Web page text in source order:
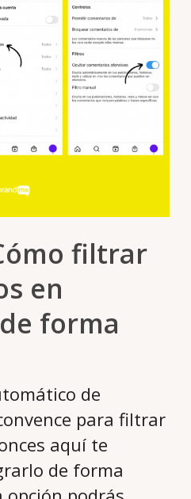
filtrar
en
forma
de
para filtrar
aquí te
de forma